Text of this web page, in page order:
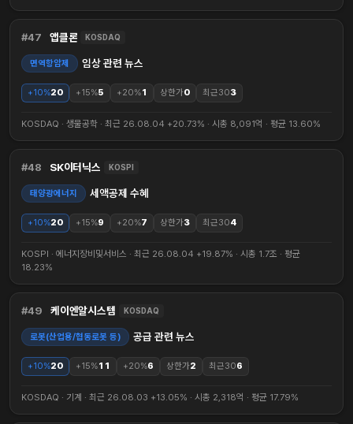
47 앱클론 KOSDAQ
면역항암제 임상 관련 뉴스
+10%20 +15%5 +20%1 상한가0 최근303
KOSDAQ · 생물공학 · 최근 26.08.04 +20.73% · 시총 8,091억 · 평균 13.60%
48 SK이터닉스 KOSPI
태양광에너지 세액공제 수혜
+10%20 +15%9 +20%7 상한가3 최근304
KOSPI · 에너지장비및서비스 · 최근 26.08.04 +19.87% · 시총 1.7조 · 평균
18.23%
49 케이엔알시스템 KOSDAQ
로봇(산업용/협동로봇 등) 공급 관련 뉴스
+10%20 +15%11 +20%6 상한가2 최근306
KOSDAQ · 기계 · 최근 26.08.03 +13.05% · 시총 2,318억 · 평균 17.79%